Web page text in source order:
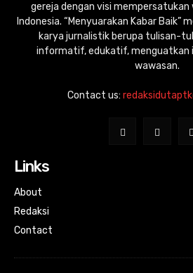
gereja dengan visi mempersatukan
Indonesia. “Menyuarakan Kabar Baik”
karya jurnalistik berupa tulisan-
informatif, edukatif, menguatkan
wawasan.
Contact us:
Links
About
Redaksi
Contact